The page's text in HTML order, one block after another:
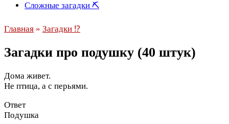
Сложные загадки ⛏
Главная » Загадки ⁉
Загадки про подушку (40 штук)
Дома живет.
Не птица, а с перьями.
Ответ
Подушка